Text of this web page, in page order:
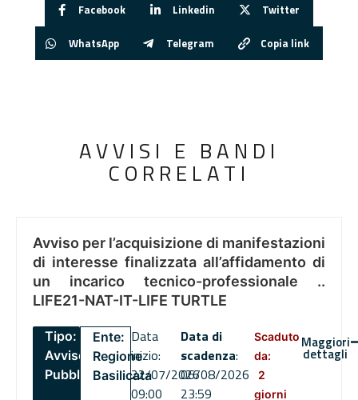
Facebook Linkedin Twitter
WhatsApp Telegram Copia link
AVVISI E BANDI
CORRELATI
Avviso per l’acquisizione di manifestazioni
di interesse finalizzata all’affidamento di
un incarico tecnico-professionale ..
LIFE21-NAT-IT-LIFE TURTLE
Tipo:
Avviso
Pubblico
Ente:
Regione
Basilicata
Data
inizio:
22/07/2026
09:00
Data di
scadenza:
06/08/2026
23:59
Scaduto
da:
2
giorni
Maggiori
dettagli